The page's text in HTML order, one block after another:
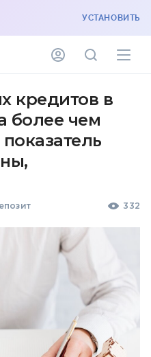
УСТАНОВИТЬ
кредитов в
более чем
332